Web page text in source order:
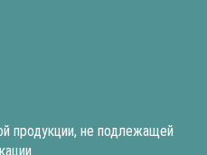
продукции, не подлежащей